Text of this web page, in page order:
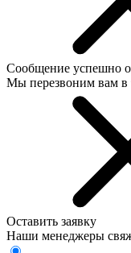
Сообщение успешно
Мы перезвоним вам в
Оставить заявку
Наши менеджеры